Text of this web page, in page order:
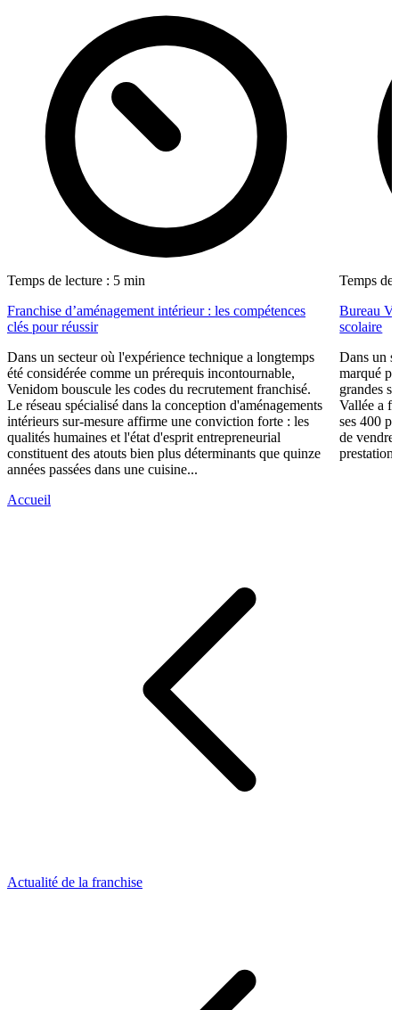
Temps de lecture : 5 min
Franchise d’aménagement intérieur : les compétences
clés pour réussir
Dans un secteur où l'expérience technique a longtemps
été considérée comme un prérequis incontournable,
Venidom bouscule les codes du recrutement franchisé.
Le réseau spécialisé dans la conception d'aménagements
intérieurs sur-mesure affirme une conviction forte : les
qualités humaines et l'état d'esprit entrepreneurial
constituent des atouts bien plus déterminants que quinze
années passées dans une cuisine...
Temps de
Bureau
scolaire
Dans un
marqué
grandes
Vallée a
ses 400
de vendre
Accueil
Actualité de la franchise